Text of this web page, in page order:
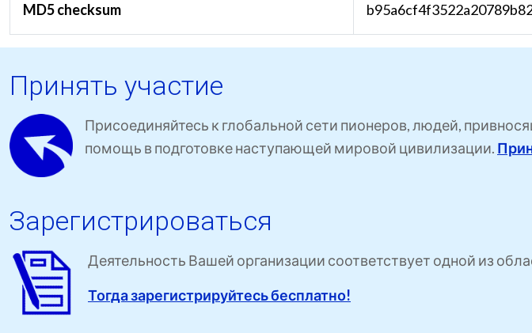
MD5 checksum
Принять участие
Присоединяйтесь к глобальной сети пионеров, людей,
помощь в подготовке наступающей мировой цивилизации.
Зарегистрироваться
Деятельность Вашей организации соответствует одной из
Тогда зарегистрируйтесь бесплатно!